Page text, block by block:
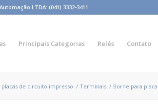
LTDA: (041) 3332-3411
Principais Categorias Relés Contato
de circuito impresso / Terminais / Borne para